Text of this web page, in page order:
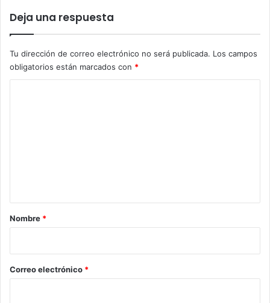
Deja una respuesta
Tu dirección de correo electrónico no será publicada. Los campos
obligatorios están marcados con *
r
*
Nombre *
Correo electrónico *